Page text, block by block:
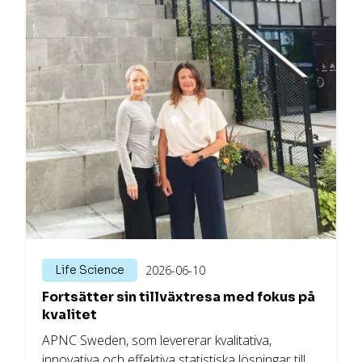
omsorgssektorn och life science-bolag med
utbildning och rådgivning.
Life Science 2026-06-10
Fortsätter sin tillväxtresa med fokus på
kvalitet
APNC Sweden, som levererar kvalitativa,